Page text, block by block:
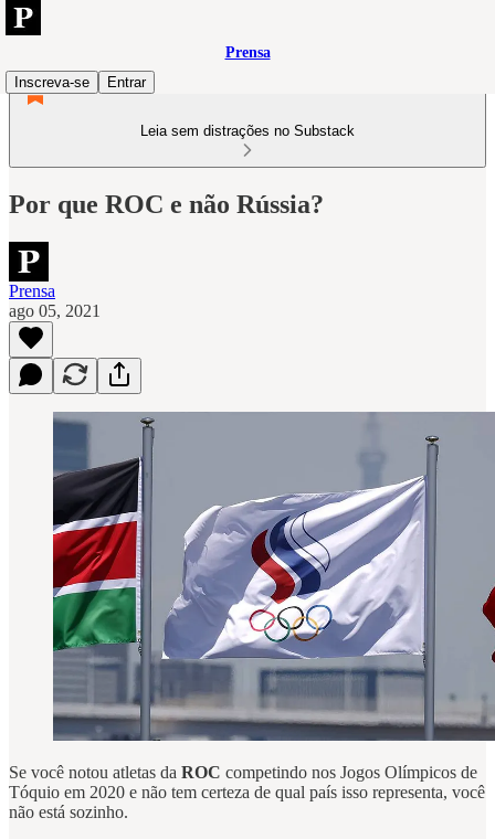
Prensa
Inscreva-se
Entrar
Leia sem distrações no Substack
Por que ROC e não Rússia?
Prensa
ago 05, 2021
Se você notou atletas da ROC competindo nos Jogos Olímpicos de
Tóquio em 2020 e não tem certeza de qual país isso representa, você
não está sozinho.